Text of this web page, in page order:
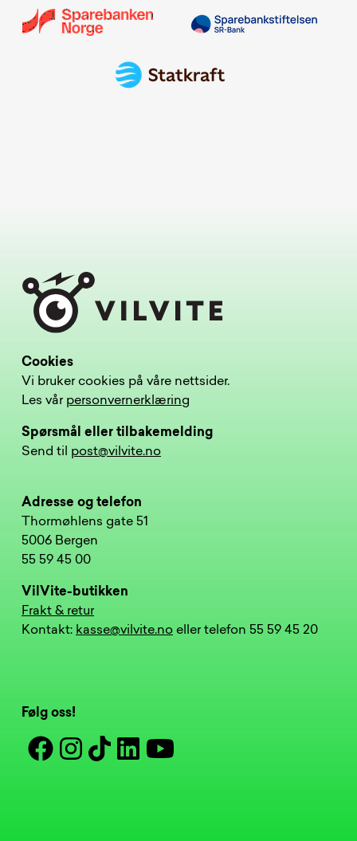
Cookies
Vi bruker cookies på våre nettsider.
Les vår personvernerklæring
Spørsmål eller tilbakemelding
Send til post@vilvite.no
Adresse og telefon
Thormøhlens gate 51
5006 Bergen
55 59 45 00
VilVite-butikken
Frakt & retur
Kontakt: kasse@vilvite.no eller telefon 55 59 45 20
Følg oss!
FacebookInstagram
TiktokLinkedinYoutube